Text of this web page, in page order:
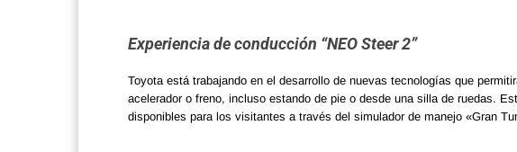
Experiencia de conducción “NEO Steer 2”
Toyota está trabajando en el desarrollo de nuevas tecnologías que
acelerador o freno, incluso estando de pie o desde una silla de ruedas.
disponibles para los visitantes a través del simulador de manejo «Gran